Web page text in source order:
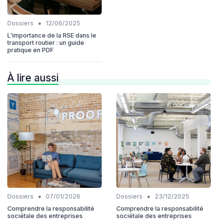
Dossiers •
12/06/2025
L'importance de la RSE dans le
transport routier : un guide
pratique en PDF
À lire aussi
Dossiers •
07/01/2026
Comprendre la responsabilité
sociétale des entreprises
Dossiers •
23/12/2025
Comprendre la responsabilité
sociétale des entreprises